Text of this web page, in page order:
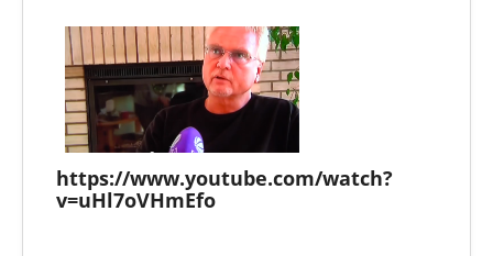
https://www.youtube.com/watch?
v=uHl7oVHmEfo